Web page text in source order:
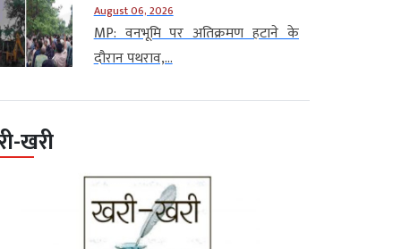
August 06, 2026
MP: वनभूमि पर अतिक्रमण हटाने के
दौरान पथराव,...
खरी